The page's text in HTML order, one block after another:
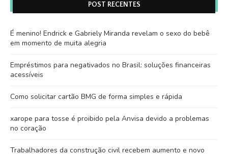
POST RECENTES
É menino! Endrick e Gabriely Miranda revelam o sexo do bebê
em momento de muita alegria
Empréstimos para negativados no Brasil: soluções financeiras
acessíveis
Como solicitar cartão BMG de forma simples e rápida
xarope para tosse é proibido pela Anvisa devido a problemas
no coração
Trabalhadores da construção civil recebem aumento e novo